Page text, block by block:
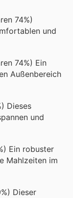
74%)
und
74%) Ein
Außenbereich
Dieses
und
Ein robuster
Mahlzeiten im
Dieser